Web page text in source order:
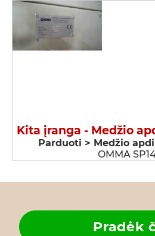
Kita įranga - Medžio
Parduoti > Medžio
OMMA
Pradėk